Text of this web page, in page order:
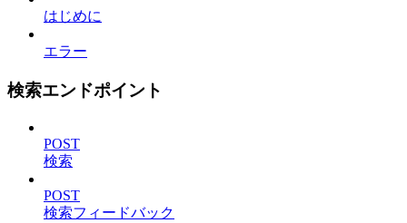
はじめに
エラー
検索エンドポイント
POST
検索
POST
検索フィードバック